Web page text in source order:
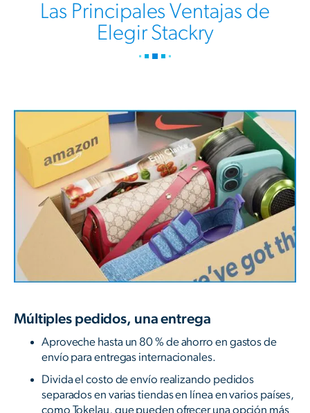
Las Principales Ventajas de
Elegir Stackry
Múltiples pedidos, una entrega
Aproveche hasta un 80 % de ahorro en gastos de
envío para entregas internacionales.
Divida el costo de envío realizando pedidos
separados en varias tiendas en línea en varios países,
como Tokelau, que pueden ofrecer una opción más